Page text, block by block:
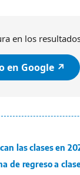
en los
en Google ↗️
las clases en
de regreso a